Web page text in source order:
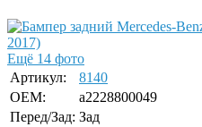
Ещё 14 фото
Артикул:
8140
OEM:
a2228800049
Перед/Зад: Зад